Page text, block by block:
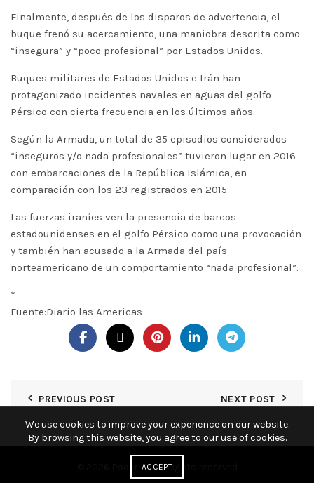
Finalmente, después de los disparos de advertencia, el
buque frenó su acercamiento, una maniobra descrita como
“insegura” y “poco profesional” por Estados Unidos.
Buques militares de Estados Unidos e Irán han
protagonizado incidentes navales en aguas del golfo
Pérsico con cierta frecuencia en los últimos años.
Según la Armada, un total de 35 episodios considerados
“inseguros y/o nada profesionales” tuvieron lugar en 2016
con embarcaciones de la República Islámica, en
comparación con los 23 registrados en 2015.
Las fuerzas iraníes ven la presencia de barcos
estadounidenses en el golfo Pérsico como una provocación
y también han acusado a la Armada del país
norteamericano de un comportamiento “nada profesional”.
*
Fuente:Diario las Americas
PREVIOUS POST NEXT POST
Poder KY. All rights reserved
We use cookies to improve your experience on our website.
By browsing this website, you agree to our use of cookies.
ACCEPT